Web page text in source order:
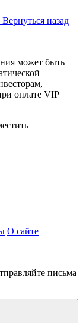
Вернуться назад
может быть
оплате VIP
О сайте
письма